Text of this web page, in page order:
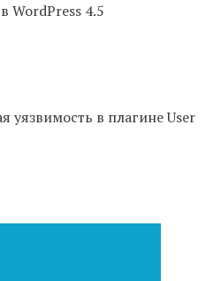
WordPress 4.5
уязвимость в плагине User